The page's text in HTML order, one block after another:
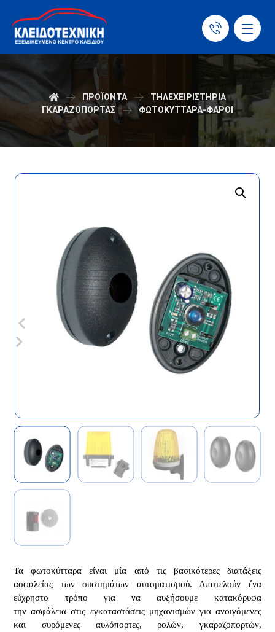
ΠΡΟΪΌΝΤΑ
ΤΗΛΕΧΕΙΡΙΣΤΗΡΙΑ
ΓΚΑΡΑΖΟΠΟΡΤΑΣ
ΦΩΤΟΚΥΤΤΑΡΑ-ΦΑΡΟΙ
Τα φωτοκύτταρα είναι μία από τις βασικότερες διατάξεις
ασφαλείας των συστημάτων αυτοματισμού. Αποτελούν ένα
εύχρηστο τρόπο για να αυξήσουμε κατακόρυφα
την ασφάλεια στις εγκαταστάσεις μηχανισμών για ανοιγόμενες
και συρόμενες αυλόπορτες, ρολών, γκαραζοπορτών,